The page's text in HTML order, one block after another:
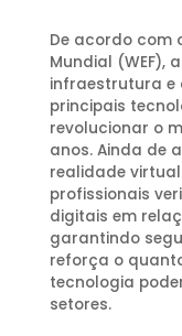
De acordo com
Mundial (WEF),
infraestrutura e
principais
revolucionar o
anos. Ainda de
realidade
profissionais
digitais em
garantindo
reforça o
tecnologia
setores.